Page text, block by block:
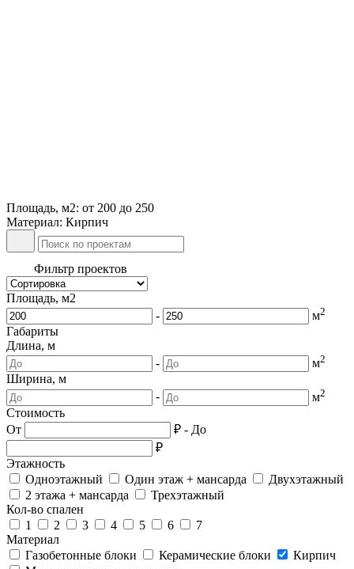
Площадь, м2: от 200 до 250
Материал: Кирпич
Фильтр проектов
Площадь, м2
-
м2
Габариты
Длина, м
-
м2
Ширина, м
-
м2
Стоимость
От
₽ - До
₽
Этажность
Одноэтажный
Один этаж + мансарда
Двухэтажный
2 этажа + мансарда
Трехэтажный
Кол-во спален
1
2 3 4 5 6
7
Материал
Газобетонные блоки
Керамические блоки
Кирпич